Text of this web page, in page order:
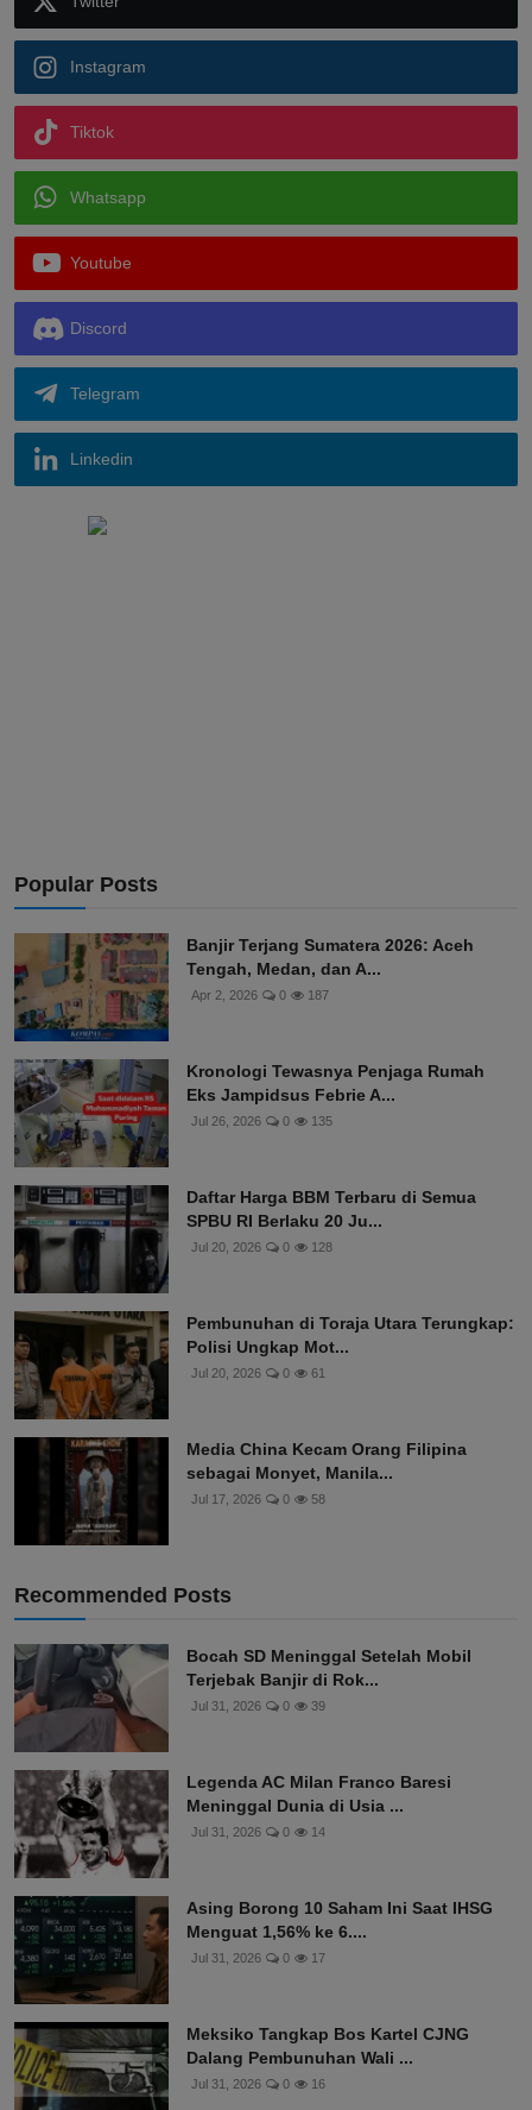
Instagram
Tiktok
Whatsapp
Youtube
Discord
Telegram
Linkedin
Popular Posts
Banjir Terjang Sumatera 2026: Aceh
Tengah, Medan, dan A...
Apr 2, 2026 0 187
Kronologi Tewasnya Penjaga Rumah
Eks Jampidsus Febrie A...
Jul 26, 2026 0 135
Daftar Harga BBM Terbaru di Semua
SPBU RI Berlaku 20 Ju...
Jul 20, 2026 0 128
Pembunuhan di Toraja Utara Terungkap:
Polisi Ungkap Mot...
Jul 20, 2026 0 61
Media China Kecam Orang Filipina
sebagai Monyet, Manila...
Jul 17, 2026 0 58
Recommended Posts
Bocah SD Meninggal Setelah Mobil
Terjebak Banjir di Rok...
Jul 31, 2026 0 39
Legenda AC Milan Franco Baresi
Meninggal Dunia di Usia ...
Jul 31, 2026 0 14
Asing Borong 10 Saham Ini Saat IHSG
Menguat 1,56% ke 6....
Jul 31, 2026 0 17
Meksiko Tangkap Bos Kartel CJNG
Dalang Pembunuhan Wali ...
Jul 31, 2026 0 16